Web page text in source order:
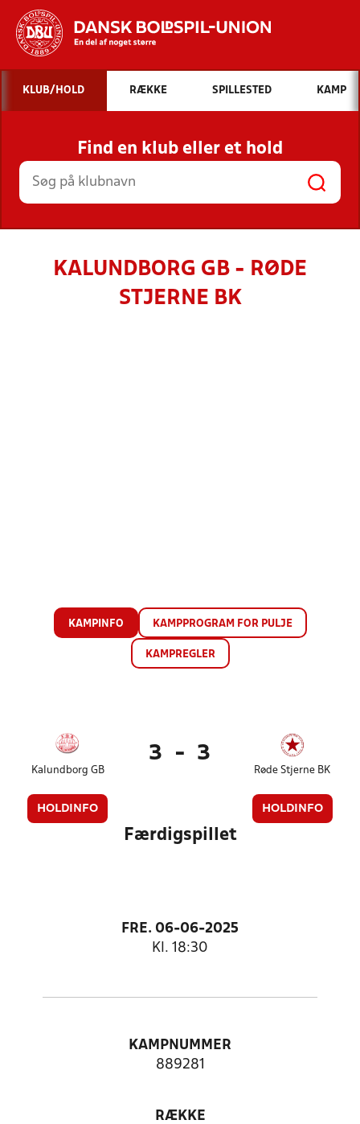
Hvad vil du søge efter?
INDHOLD OG NYHEDER
STILLINGER, RESULTATER, KLUBBER OG
HOLD
KLUB/HOLD RÆKKE SPILLESTED KAMP
Find en klub eller et hold
KALUNDBORG GB - RØDE
STJERNE BK
KAMPINFO KAMPPROGRAM FOR PULJE
KAMPREGLER
Kalundborg GB
HOLDINFO
3 - 3
Røde Stjerne BK
HOLDINFO
Færdigspillet
FRE. 06-06-2025
Kl. 18:30
KAMPNUMMER
889281
RÆKKE